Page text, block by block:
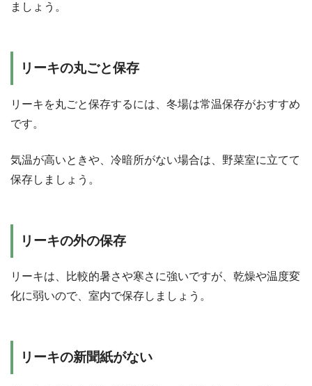
ましょう。
リーキの丸ごと保存
リーキを丸ごと保存するには、冬場は常温保存がおすすめ
です。
気温が高いときや、冷暗所がない場合は、野菜室に立てて
保存しましょう。
リーキの外の保存
リーキは、比較的暑さや寒さに強いですが、乾燥や温度変
化に弱いので、室内で保存しましょう。
リーキの新聞紙がない